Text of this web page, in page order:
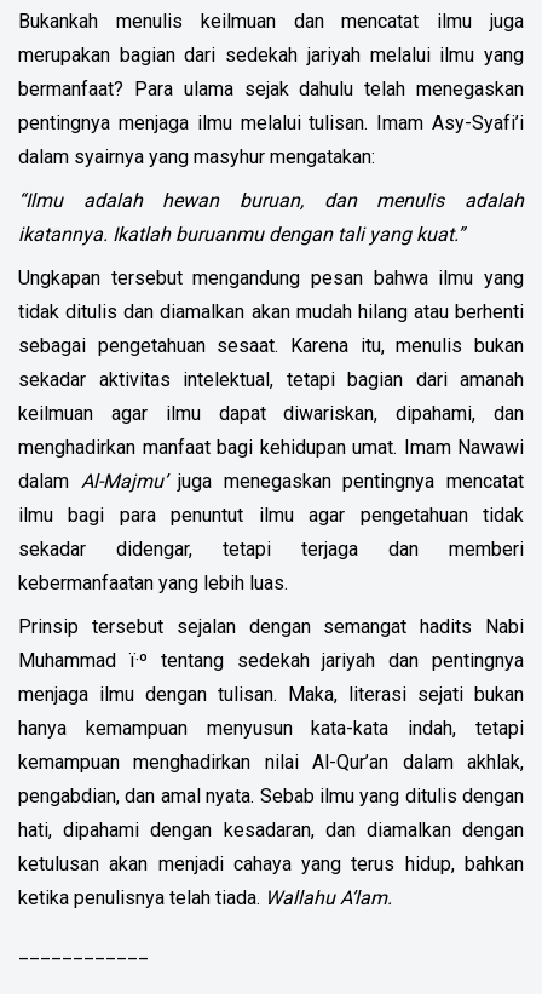
Bukankah menulis keilmuan dan mencatat ilmu juga
merupakan bagian dari sedekah jariyah melalui ilmu yang
bermanfaat? Para ulama sejak dahulu telah menegaskan
pentingnya menjaga ilmu melalui tulisan. Imam Asy-Syafi’i
dalam syairnya yang masyhur mengatakan:
“Ilmu adalah hewan buruan, dan menulis adalah
ikatannya. Ikatlah buruanmu dengan tali yang kuat.”
Ungkapan tersebut mengandung pesan bahwa ilmu yang
tidak ditulis dan diamalkan akan mudah hilang atau berhenti
sebagai pengetahuan sesaat. Karena itu, menulis bukan
sekadar aktivitas intelektual, tetapi bagian dari amanah
keilmuan agar ilmu dapat diwariskan, dipahami, dan
menghadirkan manfaat bagi kehidupan umat. Imam Nawawi
dalam Al-Majmu’juga menegaskan pentingnya mencatat
ilmu bagi para penuntut ilmu agar pengetahuan tidak
sekadar didengar, tetapi terjaga dan memberi
kebermanfaatan yang lebih luas.
Prinsip tersebut sejalan dengan semangat hadits Nabi
Muhammadï·º tentang sedekah jariyah dan pentingnya
menjaga ilmu dengan tulisan. Maka, literasi sejati bukan
hanya kemampuan menyusun kata-kata indah, tetapi
kemampuan menghadirkan nilai Al-Qur’an dalam akhlak,
pengabdian, dan amal nyata. Sebab ilmu yang ditulis dengan
hati, dipahami dengan kesadaran, dan diamalkan dengan
ketulusan akan menjadi cahaya yang terus hidup, bahkan
ketika penulisnya telah tiada. Wallahu A’lam.